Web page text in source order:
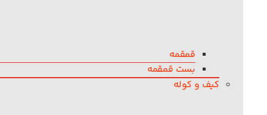
قمقمه
بست قمقمه
کیف و کوله